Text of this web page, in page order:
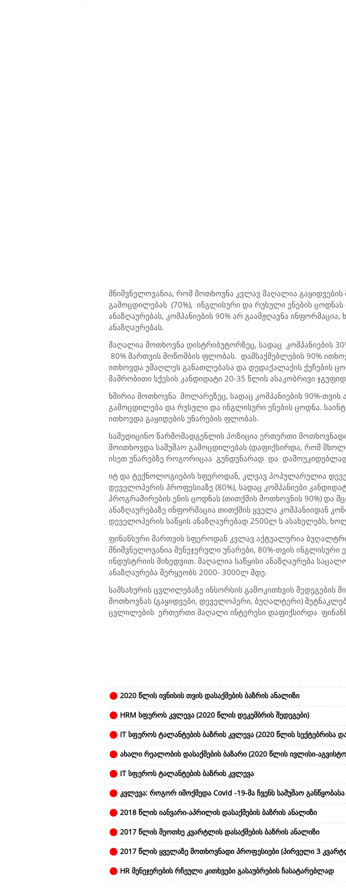
მნიშვნელოვანია, რომ მოთხოვნა კვლავ მაღალია გაყიდვების
გამოცდილებას (70%), ინგლისური და რუსული ენების
ანაზღაურებას, კომპანიების 90% არ გაამჟღავნა
ანაზღაურებას.
მაღალია მოთხოვნა დისტრიბუტორზეც, სადაც კომპანიების
80% მართვის მოწომბის ფლობას. დამსაქმებლების 90%
ითხოვდა უმაღლეს განათლებასა და დედაქალაქის ქუჩების
მამრობითი სქესის კანდიდატი 20-35 წლის ასაკობრივი
ხშირია მოთხოვნა მოლარეზეც, სადაც კომპანიების 90%-
გამოცდილება და რუსული და ინგლისური ენების ცოდნა.
ითხოვდა გაყიდების უნარების ფლობას.
სამედიცინო წარმომადგენლის პოზიცია ერთერთი
მოითხოვდა სამუშაო გამოცდილებას (დაფიქსირდა, რომ
ისეთ უნარებზე როგორიცაა გუნდუნარად და დამოუკიდებლად
იტ და ტექნოლოგიების სფეროდან, კლვავ პოპულარულია
დეველოპერის პროფესიაზე (80%), სადაც კომპანიები
პროგრამირების ენის ცოდნას (თითქმის მოთხოვნის 90%) და
ანაზღაურებაზე ინფორმაცია თითქმის ყველა კომპანიიდან
დეველოპერის საწყის ანაზღაურებად 2500ლ ს ასახელებს,
ფინანსური მართვის სფეროდან კვლავ აქტუალურია
მნიშვნელოვანია მენეჯერული უნარები, 80%-თვის
ინდუსტრიის მიხედვით. მაღალია საწყისი ანაზღაურება
ანაზღაურება მერყეობს 2000- 3000ლ მდე.
სამსახურის ცვლილებაზე ინსორსის გამოკითხვის შედეგების
მოთხოვნას (გაყიდვები, დეველოპერი, ბუღალტერი)
ცვლილების ერთერთი მაღალი ინტერესი დაფიქსირდა
2020 წლის ივნისის თვის დასაქმების ბაზრის ანალიზი
HRM სფეროს კვლევა (2020 წლის დეკემბრის შედეგები)
IT სფეროს ტალანტების ბაზრის კვლევა (2020 წლის სექტებრისა
ახალი რეალობის დასაქმების ბაზარი (2020 წლის ივლისი-
IT სფეროს ტალანტების ბაზრის კვლევა
კვლევა: როგორ იმოქმედა Covid -19-მა ჩვენს სამუშაო
2018 წლის იანვარი-აპრილის დასაქმების ბაზრის ანალიზი
2017 წლის მეოთხე კვარტლის დასაქმების ბაზრის ანალიზი
2017 წლის ყველაზე მოთხოვნადი პროფესიები (პირველი 3
HR მენეჯერების რჩეული კითხვები გასაუბრების ჩასატარებლად